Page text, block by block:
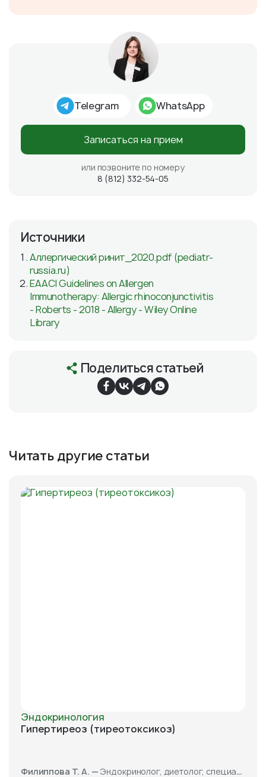
Telegram WhatsApp
Записаться на прием
или позвоните по номеру
8 (812) 332-54-05
Источники
Аллергический ринит_2020.pdf (pediatr-
russia.ru)
EAACI Guidelines on Allergen
Immunotherapy: Allergic rhinoconjunctivitis
- Roberts - 2018 - Allergy - Wiley Online
Library
Поделиться статьей
Читать другие статьи
Эндокринология
Гипертиреоз (тиреотоксикоз)
Филиппова Т. А. —Эндокринолог, диетолог, специалист по УЗИ щитовидной железы